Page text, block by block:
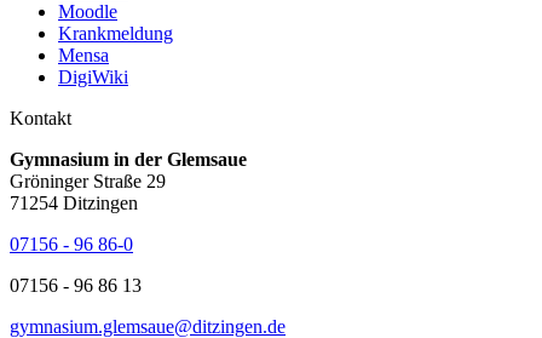
Moodle
Krankmeldung
Mensa
DigiWiki
Kontakt
Gymnasium in der Glemsaue
Gröninger Straße 29
71254 Ditzingen
07156 - 96 86-0
07156 - 96 86 13
gymnasium.glemsaue@ditzingen.de